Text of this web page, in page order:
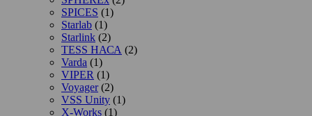
SPICES (1)
Starlab (1)
Starlink (2)
TESS НАСА (2)
Varda (1)
VIPER (1)
Voyager(2)
VSS Unity (1)
X-Works (1)